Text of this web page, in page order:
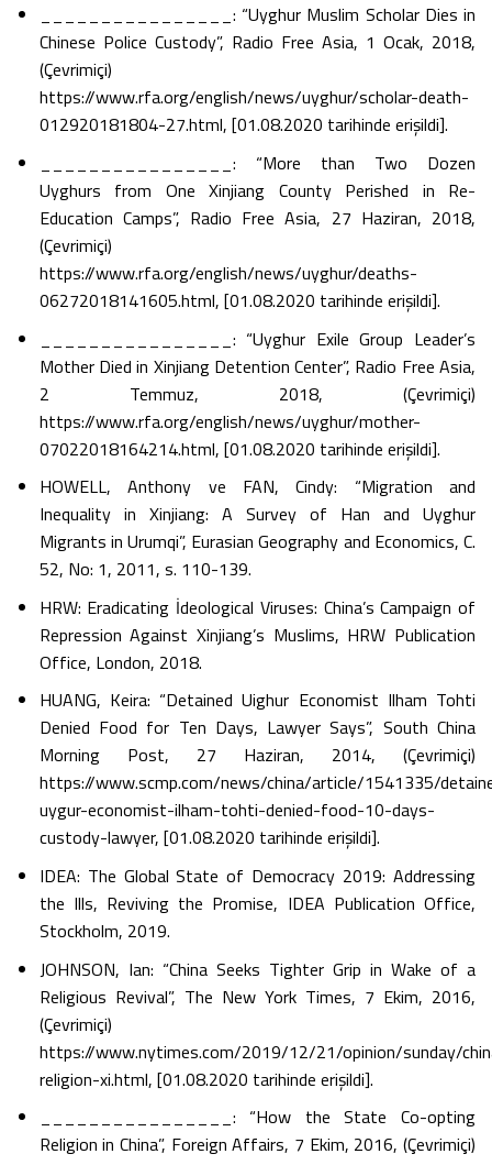
________________: “Uyghur Muslim Scholar Dies in
Chinese Police Custody”, Radio Free Asia, 1 Ocak, 2018,
(Çevrimiçi)
https://www.rfa.org/english/news/uyghur/scholar-death-
012920181804-27.html, [01.08.2020 tarihinde erişildi].
________________: “More than Two Dozen
Uyghurs from One Xinjiang County Perished in Re-
Education Camps”, Radio Free Asia, 27 Haziran, 2018,
(Çevrimiçi)
https://www.rfa.org/english/news/uyghur/deaths-
06272018141605.html, [01.08.2020 tarihinde erişildi].
________________: “Uyghur Exile Group Leader’s
Mother Died in Xinjiang Detention Center”, Radio Free Asia,
2 Temmuz, 2018, (Çevrimiçi)
https://www.rfa.org/english/news/uyghur/mother-
07022018164214.html, [01.08.2020 tarihinde erişildi].
HOWELL, Anthony ve FAN, Cindy: “Migration and
Inequality in Xinjiang: A Survey of Han and Uyghur
Migrants in Urumqi”, Eurasian Geography and Economics, C.
52, No: 1, 2011, s. 110-139.
HRW: Eradicating İdeological Viruses: China’s Campaign of
Repression Against Xinjiang’s Muslims, HRW Publication
Office, London, 2018.
HUANG, Keira: “Detained Uighur Economist Ilham Tohti
Denied Food for Ten Days, Lawyer Says”, South China
Morning Post, 27 Haziran, 2014, (Çevrimiçi)
https://www.scmp.com/news/china/article/1541335/
uygur-economist-ilham-tohti-denied-food-10-days-
custody-lawyer, [01.08.2020 tarihinde erişildi].
IDEA: The Global State of Democracy 2019: Addressing
the Ills, Reviving the Promise, IDEA Publication Office,
Stockholm, 2019.
JOHNSON, Ian: “China Seeks Tighter Grip in Wake of a
Religious Revival”, The New York Times, 7 Ekim, 2016,
(Çevrimiçi)
https://www.nytimes.com/2019/12/21/opinion/sunday/
religion-xi.html, [01.08.2020 tarihinde erişildi].
________________: “How the State Co-opting
Religion in China”, Foreign Affairs, 7 Ekim, 2016, (Çevrimiçi)